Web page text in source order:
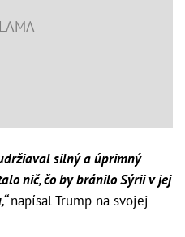
silný a úprimný
nič, čo by bránilo Sýrii v jej
napísal Trump na svojej